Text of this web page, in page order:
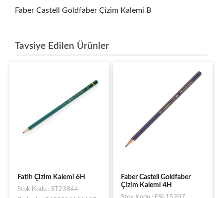
Faber Castell Goldfaber Çizim Kalemi B
Tavsiye Edilen Ürünler
Faber Castell Goldfaber
Çizim Kalemi 4H
Faber Castell Goldfaber
Çizim Kalemi 6H